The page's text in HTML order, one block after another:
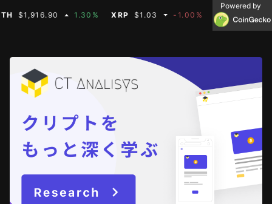
1.30% XRP $1.03 -1.00% BNB $590.75
Powered by